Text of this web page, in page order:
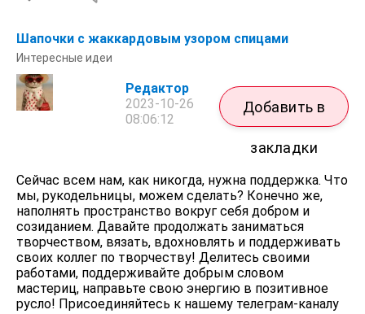
Шапочки с жаккардовым узором спицами
Интересные идеи
Редактор
2023-10-26
08:06:12
Добавить в
закладки
Сейчас всем нам, как никогда, нужна поддержка. Что
мы, рукодельницы, можем сделать? Конечно же,
наполнять пространство вокруг себя добром и
созиданием. Давайте продолжать заниматься
творчеством, вязать, вдохновлять и поддерживать
своих коллег по творчеству! Делитесь своими
работами, поддерживайте добрым словом
мастериц, направьте свою энергию в позитивное
русло! Присоединяйтесь к нашему телеграм-каналу